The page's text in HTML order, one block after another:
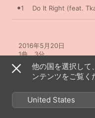
1 Do It Right (feat.
2016年5月20日
1曲、3分
℗ 2016 KOPG Ltd,
Records a division of
他の国を選択して
ンテンツをご覧く
United States